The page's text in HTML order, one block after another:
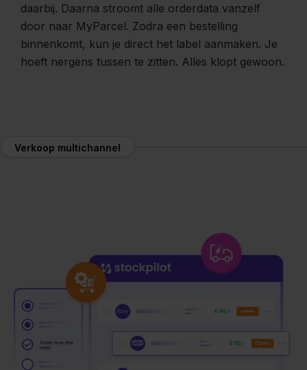
daarbij. Daarna stroomt alle orderdata vanzelf
door naar MyParcel. Zodra een bestelling
binnenkomt, kun je direct het label aanmaken. Je
hoeft nergens tussen te zitten. Alles klopt gewoon.
Verkoop multichannel